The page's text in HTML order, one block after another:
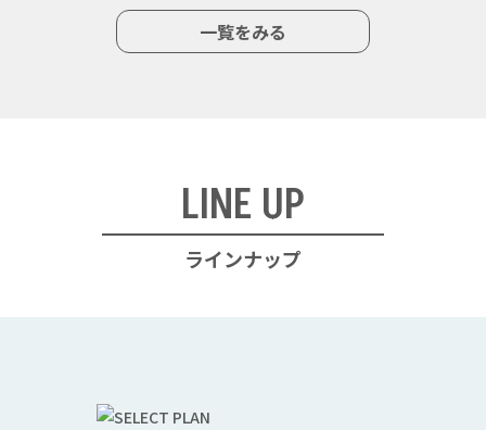
一覧をみる
LINE UP
ラインナップ